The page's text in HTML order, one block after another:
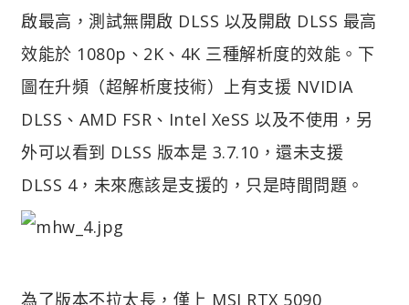
啟最高，測試無開啟 DLSS 以及開啟 DLSS 最高
效能於 1080p、2K、4K 三種解析度的效能。下
圖在升頻（超解析度技術）上有支援 NVIDIA
DLSS、AMD FSR、Intel XeSS 以及不使用，另
外可以看到 DLSS 版本是 3.7.10，還未支援
DLSS 4，未來應該是支援的，只是時間問題。
為了版本不拉太長，僅上 MSI RTX 5090